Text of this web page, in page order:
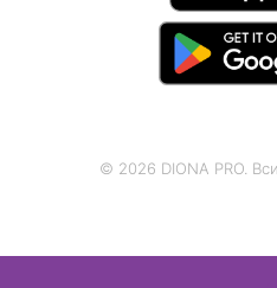
© 2026 DIONA PRO.